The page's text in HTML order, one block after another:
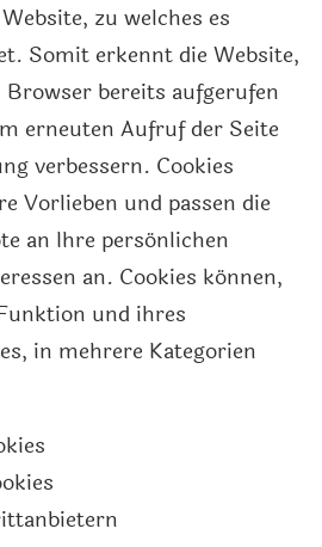
zu welches es
Somit erkennt die Website,
bereits aufgerufen
erneuten Aufruf der Seite
verbessern. Cookies
Vorlieben und passen die
an Ihre persönlichen
an. Cookies können,
und ihres
in mehrere Kategorien